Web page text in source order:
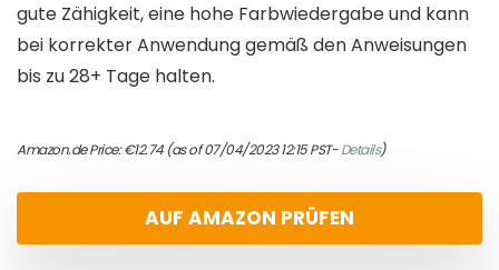
gute Zähigkeit, eine hohe Farbwiedergabe und kann
bei korrekter Anwendung gemäß den Anweisungen
bis zu 28+ Tage halten.
Amazon.de Price:€12.74(as of 07/04/2023 12:15 PST-Details)
AUF AMAZON PRÜFEN